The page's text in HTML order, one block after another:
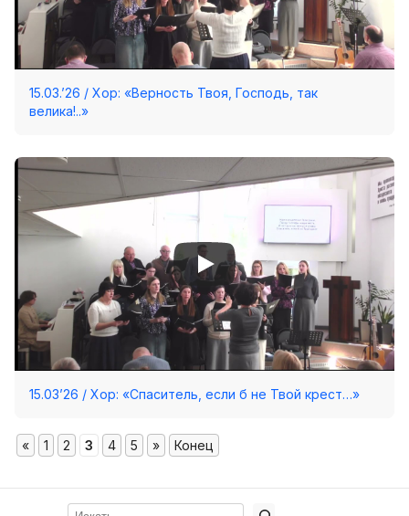
15.03.’26 / Хор: «Верность Твоя, Господь, так
велика!..»
15.03’26 / Хор: «Спаситель, если б не Твой крест…»
« 1 2 3 4 5 » Конец
Поиск